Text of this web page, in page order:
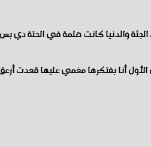
والدنيا كانت ضلمة في الحتة دي
أنا بفتكرها مغمي عليها قعدت أزعق